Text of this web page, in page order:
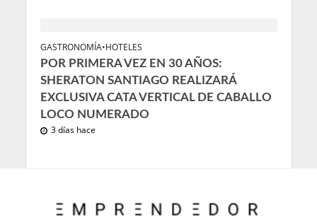
GASTRONOMÍA•HOTELES
POR PRIMERA VEZ EN 30 AÑOS:
SHERATON SANTIAGO REALIZARÁ
EXCLUSIVA CATA VERTICAL DE CABALLO
LOCO NUMERADO
3 días hace